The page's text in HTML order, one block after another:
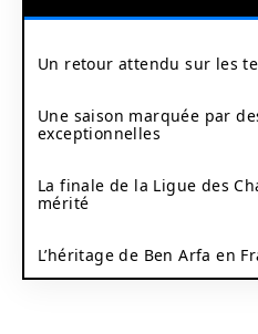
Un retour attendu sur les
Une saison marquée par
exceptionnelles
La finale de la Ligue des
mérité
L’héritage de Ben Arfa en